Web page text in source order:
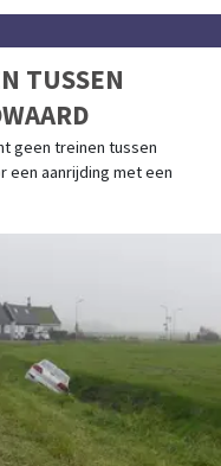
TUSSEN
geen treinen tussen
een aanrijding met een